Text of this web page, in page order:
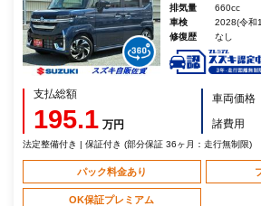
排気量
660cc
車検
2028(令和
修復歴
なし
支払総額
195.1 万円
車両価格
諸費用
法定整備付き | 保証付き (部分保証 36ヶ月：走行無制限)
パック料金あり
OK保証プレミアム